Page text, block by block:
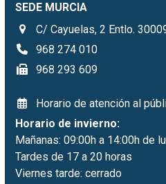
SEDE MURCIA
C/ Cayuelas, 2 Entlo.
968 274 010
968 293 609
Horario de atención al
Horario de invierno:
Mañanas: 09:00h a 14:00h de
Tardes de 17 a 20 horas
Viernes tarde: cerrado